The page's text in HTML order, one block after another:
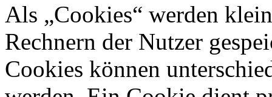
Als „Cookies“ werden
Rechnern der Nutzer
Cookies können